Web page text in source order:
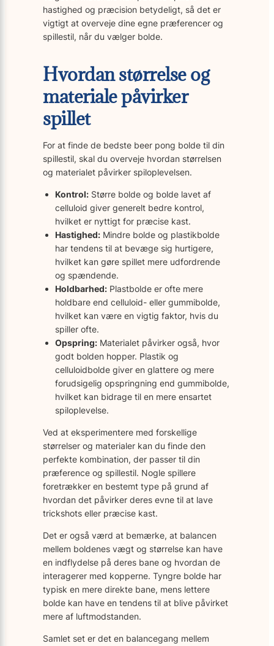
hastighed og præcision betydeligt, så det er
vigtigt at overveje dine egne præferencer og
spillestil, når du vælger bolde.
Hvordan størrelse og
materiale påvirker
spillet
For at finde de bedste beer pong bolde til din
spillestil, skal du overveje hvordan størrelsen
og materialet påvirker spiloplevelsen.
Kontrol: Større bolde og bolde lavet af
celluloid giver generelt bedre kontrol,
hvilket er nyttigt for præcise kast.
Hastighed: Mindre bolde og plastikbolde
har tendens til at bevæge sig hurtigere,
hvilket kan gøre spillet mere udfordrende
og spændende.
Holdbarhed: Plastbolde er ofte mere
holdbare end celluloid- eller gummibolde,
hvilket kan være en vigtig faktor, hvis du
spiller ofte.
Opspring: Materialet påvirker også, hvor
godt bolden hopper. Plastik og
celluloidbolde giver en glattere og mere
forudsigelig opspringning end gummibolde,
hvilket kan bidrage til en mere ensartet
spiloplevelse.
Ved at eksperimentere med forskellige
størrelser og materialer kan du finde den
perfekte kombination, der passer til din
præference og spillestil. Nogle spillere
foretrækker en bestemt type på grund af
hvordan det påvirker deres evne til at lave
trickshots eller præcise kast.
Det er også værd at bemærke, at balancen
mellem boldenes vægt og størrelse kan have
en indflydelse på deres bane og hvordan de
interagerer med kopperne. Tyngre bolde har
typisk en mere direkte bane, mens lettere
bolde kan have en tendens til at blive påvirket
mere af luftmodstanden.
Samlet set er det en balancegang mellem